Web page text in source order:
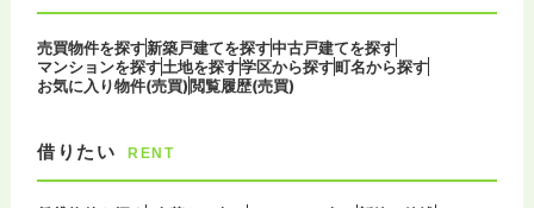
売買物件を探す新築戸建てを探す中古戸建てを探す
マンションを探す土地を探す学区から探す町名から探す
お気に入り物件(売買)閲覧履歴(売買)
借りたい RENT